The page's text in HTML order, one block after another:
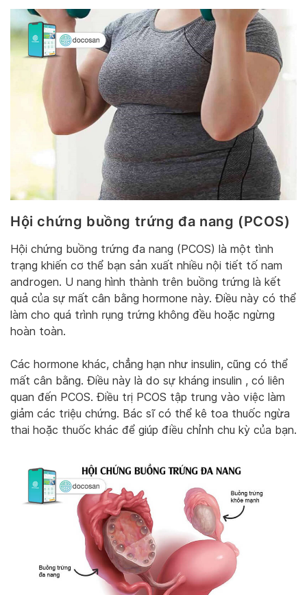
Hội chứng buồng trứng đa nang (PCOS)
Hội chứng buồng trứng đa nang (PCOS) là một tình
trạng khiến cơ thể bạn sản xuất nhiều nội tiết tố nam
androgen. U nang hình thành trên buồng trứng là kết
quả của sự mất cân bằng hormone này. Điều này có thể
làm cho quá trình rụng trứng không đều hoặc ngừng
hoàn toàn.
Các hormone khác, chẳng hạn như insulin, cũng có thể
mất cân bằng. Điều này là do sự kháng insulin , có liên
quan đến PCOS. Điều trị PCOS tập trung vào việc làm
giảm các triệu chứng. Bác sĩ có thể kê toa thuốc ngừa
thai hoặc thuốc khác để giúp điều chỉnh chu kỳ của bạn.